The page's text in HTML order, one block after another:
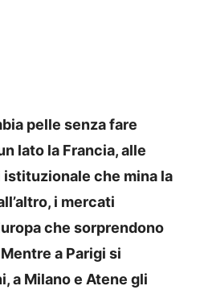
pelle senza fare
lato la Francia, alle
che mina la
i mercati
che sorprendono
a Parigi si
a Milano e Atene gli